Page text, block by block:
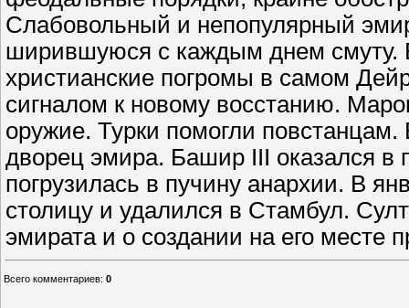
Слабовольный и непопулярный
ширившуюся с каждым днем смуту.
христианские погромы в самом
сигналом к новому восстанию.
оружие. Турки помогли
дворец эмира. Башир III оказался в
погрузилась в пучину анархии. В
столицу и удалился в Стамбул.
эмирата и о создании на его месте
Всего комментариев: 0